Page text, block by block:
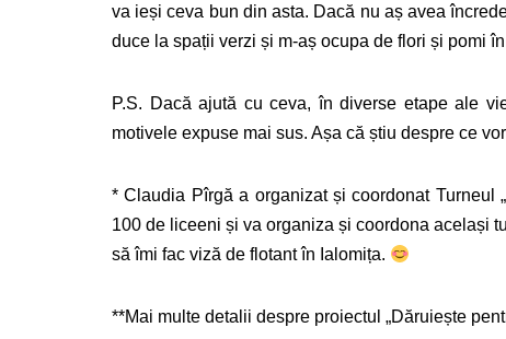
va ieși ceva bun din asta. Dacă nu aș avea
duce la spații verzi și m-aș ocupa de flori și pomi
P.S. Dacă ajută cu ceva, în diverse etape ale
motivele expuse mai sus. Așa că știu despre ce
* Claudia Pîrgă a organizat și coordonat Turneul
100 de liceeni și va organiza și coordona același
să îmi fac viză de flotant în Ialomița.
**Mai multe detalii despre proiectul „Dăruiește